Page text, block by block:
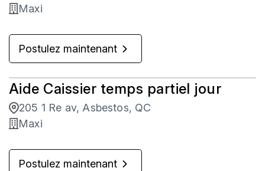
Maxi
Postulez maintenant
Aide Caissier temps partiel jour
205 1 Re av, Asbestos, QC
Maxi
Postulez maintenant